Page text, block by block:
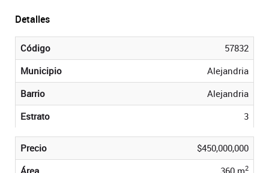
Detalles
Código
57832
Municipio
Alejandria
Barrio
Alejandria
Estrato
3
Precio
$450,000,000
Área
360 m2